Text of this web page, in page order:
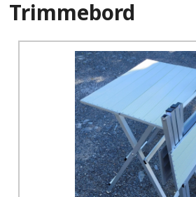
Trimmebord